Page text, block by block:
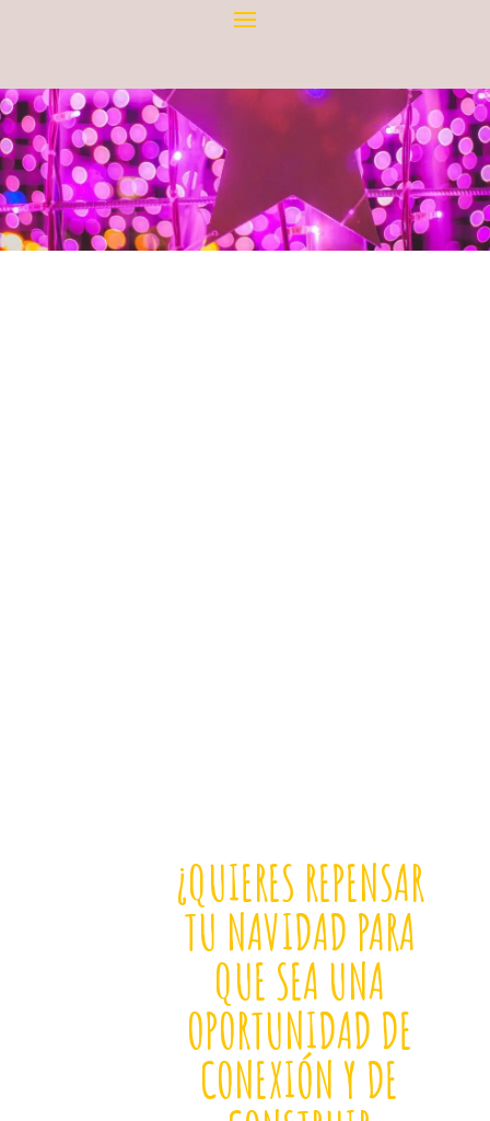
¿QUIERES REPENSAR
TU NAVIDAD PARA
QUE SEA UNA
OPORTUNIDAD DE
CONEXIÓN Y DE